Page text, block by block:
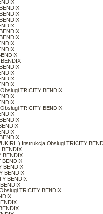
TRICITY BENDIX
TRICITY BENDIX
) Instrukcja Obsługi TRICITY
BENDIX
BENDIX
BENDIX
BENDIX
BENDIX
BENDIX
TRICITY BENDIX